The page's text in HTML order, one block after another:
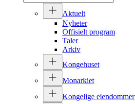
Aktuelt
Nyheter
Offisielt program
Taler
Arkiv
Kongehuset
Monarkiet
Kongelige eiendommer